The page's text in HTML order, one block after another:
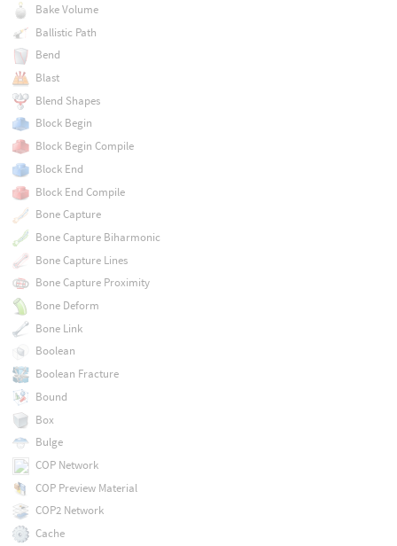
Bake Volume
Ballistic Path
Bend
Blast
Blend Shapes
Block Begin
Block Begin Compile
Block End
Block End Compile
Bone Capture
Bone Capture Biharmonic
Bone Capture Lines
Bone Capture Proximity
Bone Deform
Bone Link
Boolean
Boolean Fracture
Bound
Box
Bulge
COP Network
COP Preview Material
COP2 Network
Cache